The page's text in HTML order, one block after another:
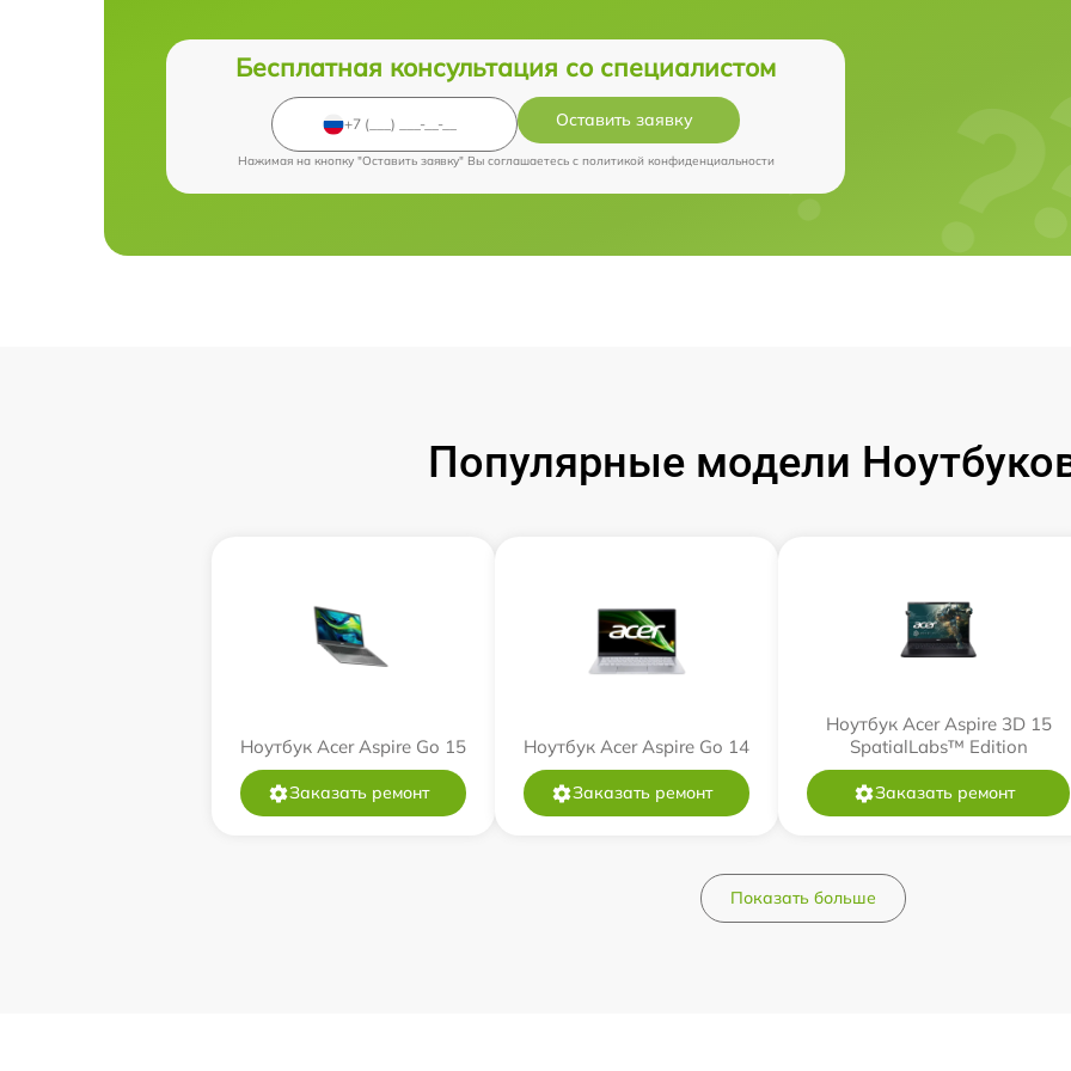
Бесплатная консультация со специалистом
Оставить заявку
Нажимая на кнопку "Оставить заявку" Вы соглашаетесь c политикой конфиденциальности
Популярные модели
Ноутбук Acer Aspire Go 15
Заказать ремонт
Ноутбук Acer Aspire Go 14
Заказать ремонт
Ноутбук Acer Aspire 3D 15
SpatialLabs™ Edition
Заказать ремонт
Показать больше